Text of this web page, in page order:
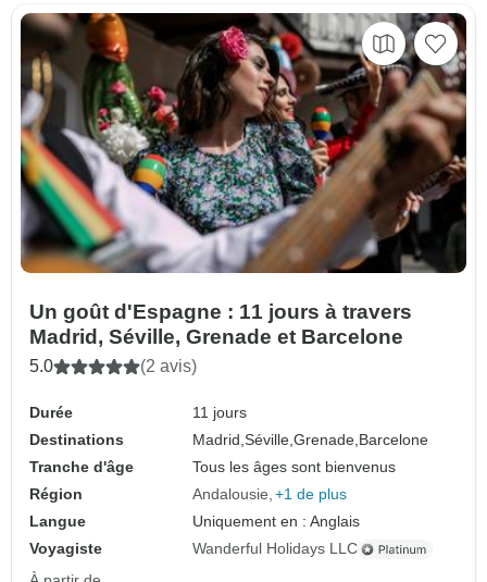
Un goût d'Espagne : 11 jours à travers
Madrid, Séville, Grenade et Barcelone
5.0 (2 avis)
Durée
11 jours
Destinations
Madrid,Séville,Grenade, Barcelone
Tranche d'âge
Tous les âges sont bienvenus
Région
Andalousie +1 de plus
Langue
Uniquement en : Anglais
Voyagiste
Wanderful Holidays LLC